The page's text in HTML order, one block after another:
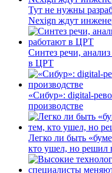
Тут не нужны
Nexign ждут
Синтез речи,
в ЦРТ
«Сибур»: digital-
производстве
Легко ли быть
кто ушел, но решил